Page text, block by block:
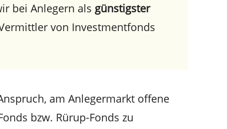
bei Anlegern als günstigs­ter
von Invest­ment­fonds
am Anleger­markt offene
bzw. Rürup-Fonds zu